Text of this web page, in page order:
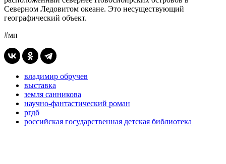
Северном Ледовитом океане. Это несуществующий
географический объект.
#мп
владимир обручев
выставка
земля санникова
научно-фантастический роман
ргдб
российская государственная детская библиотека